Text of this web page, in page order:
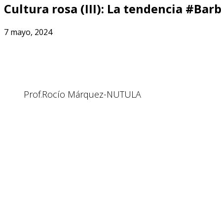
Cultura rosa (III): La tendencia
7 mayo, 2024
Prof.Rocío Márquez-NUTULA